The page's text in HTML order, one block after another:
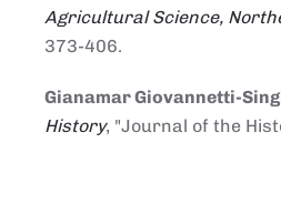
Agricultural Science,
373-406.
Gianamar Giovannetti-
History, "Journal of the